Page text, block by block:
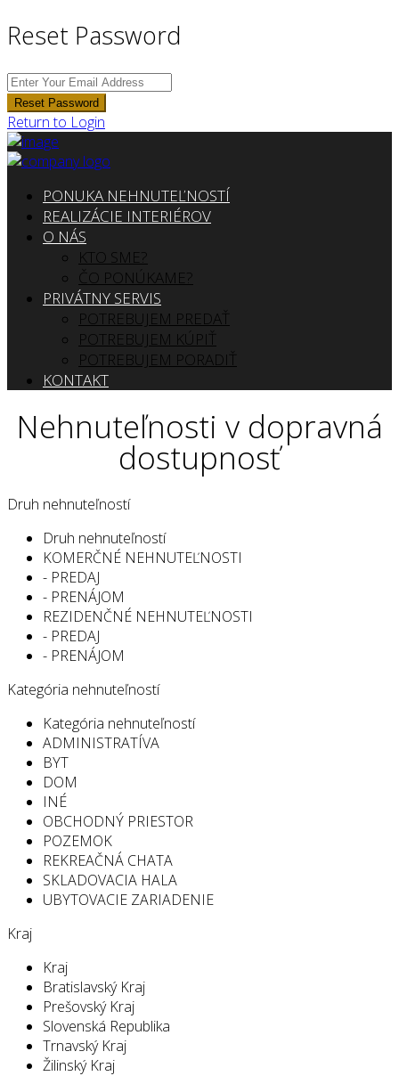
Reset Password
Reset Password
Return to Login
PONUKA NEHNUTEĽNOSTÍ
REALIZÁCIE INTERIÉROV
O NÁS
KTO SME?
ČO PONÚKAME?
PRIVÁTNY SERVIS
POTREBUJEM PREDAŤ
POTREBUJEM KÚPIŤ
POTREBUJEM PORADIŤ
KONTAKT
Nehnuteľnosti v dopravná
dostupnosť
Druh nehnuteľností
Druh nehnuteľností
KOMERČNÉ NEHNUTEĽNOSTI
- PREDAJ
- PRENÁJOM
REZIDENČNÉ NEHNUTEĽNOSTI
- PREDAJ
- PRENÁJOM
Kategória nehnuteľností
Kategória nehnuteľností
ADMINISTRATÍVA
BYT
DOM
INÉ
OBCHODNÝ PRIESTOR
POZEMOK
REKREAČNÁ CHATA
SKLADOVACIA HALA
UBYTOVACIE ZARIADENIE
Kraj
Kraj
Bratislavský Kraj
Prešovský Kraj
Slovenská Republika
Trnavský Kraj
Žilinský Kraj